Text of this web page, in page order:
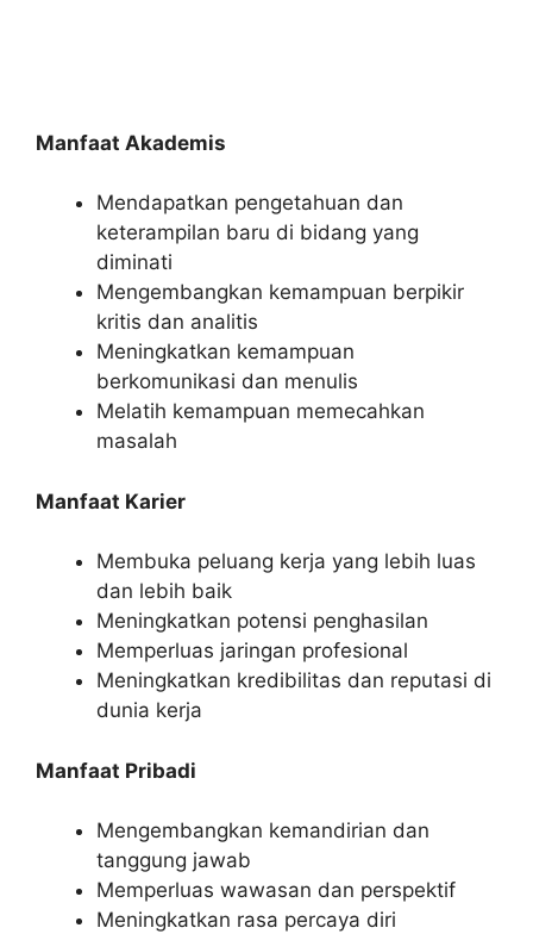
Manfaat Akademis
Mendapatkan pengetahuan dan
keterampilan baru di bidang yang
diminati
Mengembangkan kemampuan berpikir
kritis dan analitis
Meningkatkan kemampuan
berkomunikasi dan menulis
Melatih kemampuan memecahkan
masalah
Manfaat Karier
Membuka peluang kerja yang lebih luas
dan lebih baik
Meningkatkan potensi penghasilan
Memperluas jaringan profesional
Meningkatkan kredibilitas dan reputasi di
dunia kerja
Manfaat Pribadi
Mengembangkan kemandirian dan
tanggung jawab
Memperluas wawasan dan perspektif
Meningkatkan rasa percaya diri